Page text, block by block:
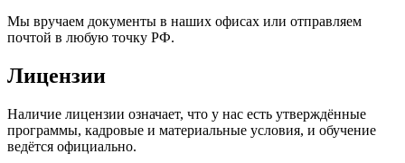
Мы вручаем документы в наших офисах или отправляем
почтой в любую точку РФ.
Лицензии
Наличие лицензии означает, что у нас есть утверждённые
программы, кадровые и материальные условия, и обучение
ведётся официально.